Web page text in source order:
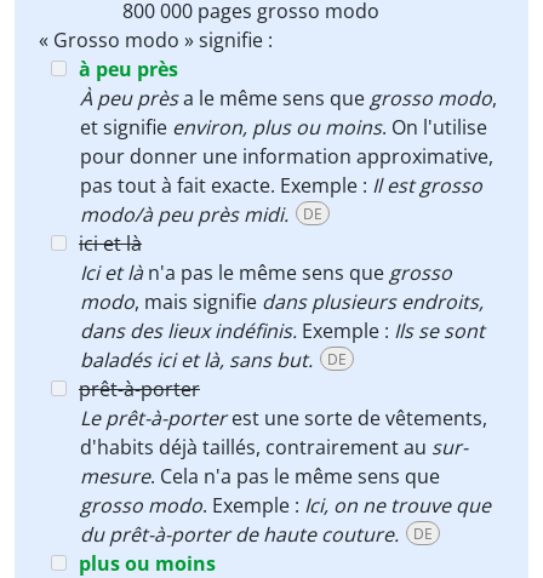
800 000 pages grosso modo
« Grosso modo » signifie :
à peu près
À peu prèsa le même sens que grosso modo,
et signifie environ, plus ou moins. On l'utilise
pour donner une information approximative,
pas tout à fait exacte. Exemple : Il est grosso
modo/à peu près midi.
DE
ici et là
Ici et làn'a pas le même sens que grosso
modo, mais signifie dans plusieurs endroits,
dans des lieux indéfinis. Exemple : Ils se sont
baladés ici et là, sans but.
DE
prêt-à-porter
Le prêt-à-porterest une sorte de vêtements,
d'habits déjà taillés, contrairement au sur-
mesure. Cela n'a pas le même sens que
grosso modo. Exemple : Ici, on ne trouve que
du prêt-à-porter de haute couture.
DE
plus ou moins